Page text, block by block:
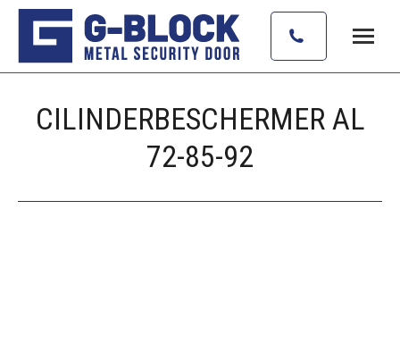
CILINDERBESCHERMER AL
72-85-92